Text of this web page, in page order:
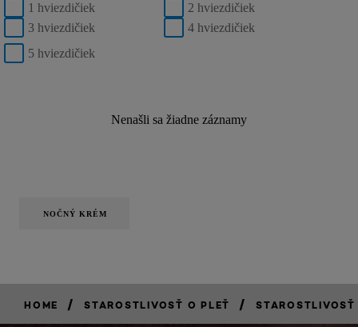
1 hviezdičiek
2 hviezdičiek
3 hviezdičiek
4 hviezdičiek
5 hviezdičiek
Nenašli sa žiadne záznamy
NOČNÝ KRÉM
HOME / STAROSTLIVOSŤ O PLEŤ /